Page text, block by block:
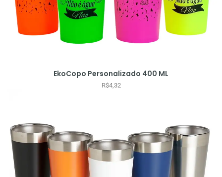
EkoCopo Personalizado 400 ML
R$4,32